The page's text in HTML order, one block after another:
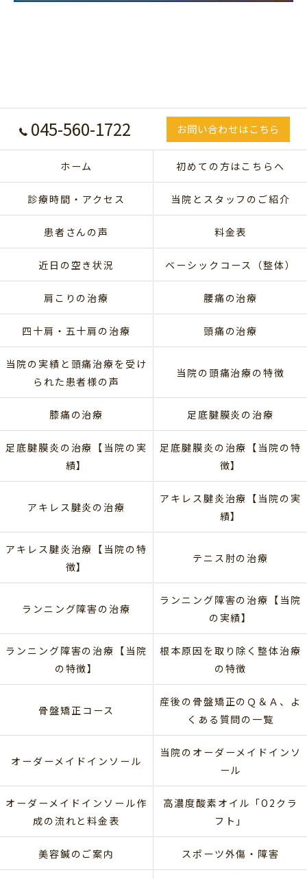
045-560-1722 お問い合わせはこちら
ホーム 初めての方はこちらへ
診療時間・アクセス 当院とスタッフのご紹介
患者さんの声 料金表
近日の空き状況 ベーシックコース（整体）
肩こりの治療 腰痛の治療
四十肩・五十肩の治療 頭痛の治療
当院の実績と頭痛治療を受け
られた患者様の声
当院の頭痛治療の特徴
膝痛の治療 足底腱膜炎の治療
足底腱膜炎の治療【当院の実
績】
足底腱膜炎の治療【当院の特
徴】
アキレス腱炎の治療
アキレス腱炎治療【当院の実
績】
アキレス腱炎治療【当院の特
徴】
テニス肘の治療
ランニング障害の治療
ランニング障害の治療【当院
の実績】
ランニング障害の治療【当院
の特徴】
根本原因を取り除く整体治療
の特徴
骨盤矯正コース
産後の骨盤矯正のＱ＆Ａ、よ
くある質問の一覧
オーダーメイドインソール
当院のオーダーメイドインソ
ール
オーダーメイドインソール作
成の流れと料金表
高濃度酸素オイル「O2クラ
フト」
美容鍼のご案内 スポーツ外傷・障害